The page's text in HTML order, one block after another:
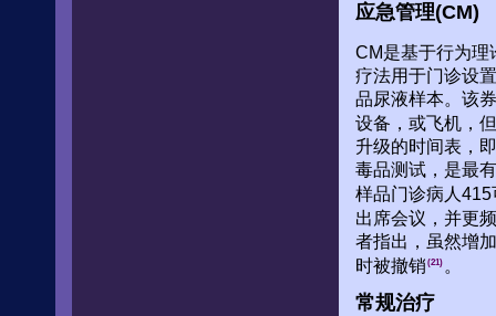
应急管理(CM)
CM是基于行为理
疗法用于门诊设
品尿液样本。该
设备，或飞机，
升级的时间表，
毒品测试，是最
样品门诊病人
出席会议，并更
者指出，虽然增
时被撤销 (21) 。
常规治疗